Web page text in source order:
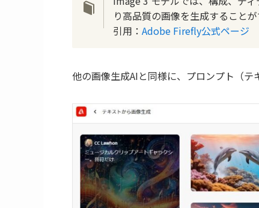
り高品質の画像を生成することが
引用： Adobe Firefly公式ページ
他の画像生成AIと同様に、プロンプト（テ